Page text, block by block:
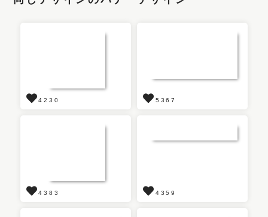
4230 5367
4383 4359